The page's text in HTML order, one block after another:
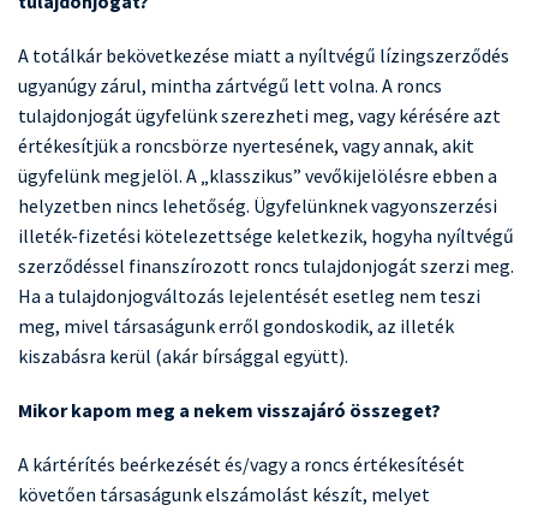
A totálkár bekövetkezése miatt a nyíltvégű lízingszerződés
ugyanúgy zárul, mintha zártvégű lett volna. A roncs
tulajdonjogát ügyfelünk szerezheti meg, vagy kérésére azt
értékesítjük a roncsbörze nyertesének, vagy annak, akit
ügyfelünk megjelöl. A „klasszikus” vevőkijelölésre ebben a
helyzetben nincs lehetőség. Ügyfelünknek vagyonszerzési
illeték-fizetési kötelezettsége keletkezik, hogyha nyíltvégű
szerződéssel finanszírozott roncs tulajdonjogát szerzi meg.
Ha a tulajdonjogváltozás lejelentését esetleg nem teszi
meg, mivel társaságunk erről gondoskodik, az illeték
kiszabásra kerül (akár bírsággal együtt).
Mikor kapom meg a nekem visszajáró összeget?
A kártérítés beérkezését és/vagy a roncs értékesítését
követően társaságunk elszámolást készít, melyet